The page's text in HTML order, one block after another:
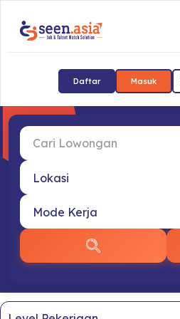
Daftar Masuk